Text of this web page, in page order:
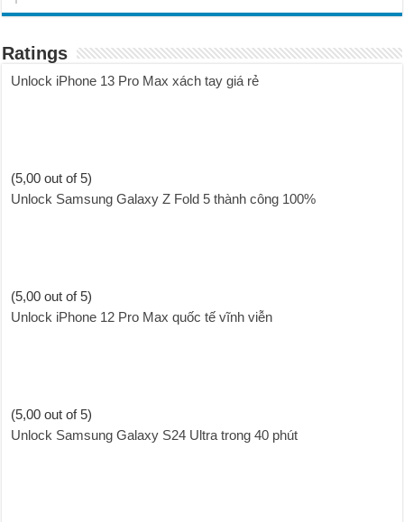
Ratings
Unlock iPhone 13 Pro Max xách tay giá rẻ
(5,00 out of 5)
Unlock Samsung Galaxy Z Fold 5 thành công 100%
(5,00 out of 5)
Unlock iPhone 12 Pro Max quốc tế vĩnh viễn
(5,00 out of 5)
Unlock Samsung Galaxy S24 Ultra trong 40 phút